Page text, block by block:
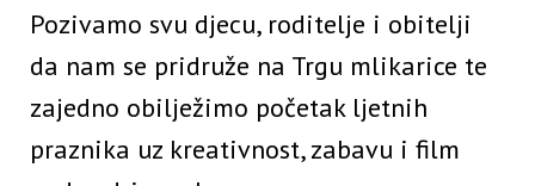
Pozivamo svu djecu, roditelje i obitelji
da nam se pridruže na Trgu mlikarice te
zajedno obilježimo početak ljetnih
praznika uz kreativnost, zabavu i film